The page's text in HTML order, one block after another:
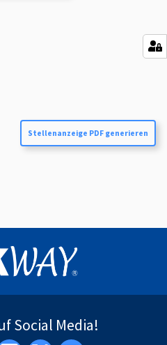
Stellenanzeige PDF generieren
Social Media!